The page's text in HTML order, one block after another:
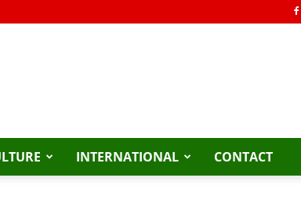
INTERNATIONAL CONTACT